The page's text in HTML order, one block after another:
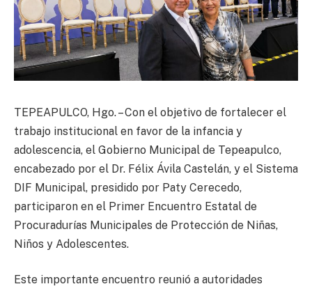
TEPEAPULCO, Hgo. – Con el objetivo de fortalecer el
trabajo institucional en favor de la infancia y
adolescencia, el Gobierno Municipal de Tepeapulco,
encabezado por el Dr. Félix Ávila Castelán, y el Sistema
DIF Municipal, presidido por Paty Cerecedo,
participaron en el Primer Encuentro Estatal de
Procuradurías Municipales de Protección de Niñas,
Niños y Adolescentes.
Este importante encuentro reunió a autoridades